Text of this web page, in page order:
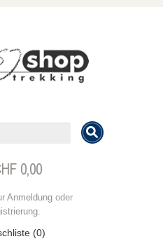
0,00
Anmeldungoder
.
(0)